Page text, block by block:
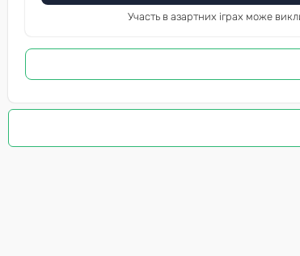
Участь в азартних іграх може